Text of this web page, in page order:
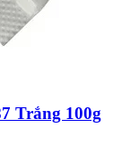
Trắng 100g